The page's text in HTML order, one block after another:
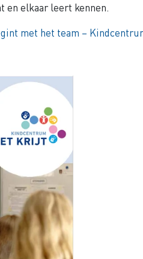
en elkaar leert kennen.
met het team –